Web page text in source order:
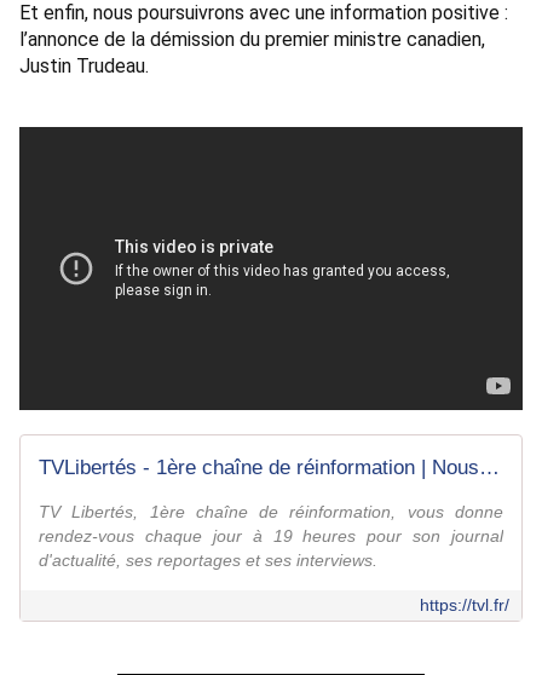
Et enfin, nous poursuivrons avec une information positive :
l’annonce de la démission du premier ministre canadien,
Justin Trudeau.
TVLibertés - 1ère chaîne de réinformation | Nous, c'est vous
TV Libertés, 1ère chaîne de réinformation, vous donne
rendez-vous chaque jour à 19 heures pour son journal
d'actualité, ses reportages et ses interviews.
https://tvl.fr/